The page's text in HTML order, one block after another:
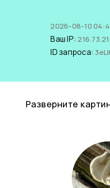
2026-08-10
Ваш IP:
ID запроса:
Разверните